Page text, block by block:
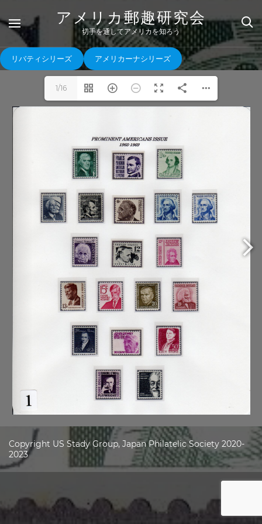
content
アメリカ郵趣研究会
切手を通してアメリカを知ろう
リバティシリーズ アメリカーナシリーズ
1/16
Copyright US Stady Group, Japan Philatelic Society 2020-
2023